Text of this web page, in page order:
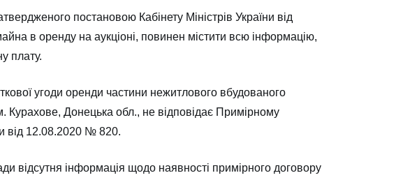
постановою Кабінету Міністрів України від
в оренду на аукціоні, повинен містити всю інформацію,
плату.
угоди оренди частини нежитлового вбудованого
Донецька обл., не відповідає Примірному
від 12.08.2020 № 820.
відсутня інформація щодо наявності примірного договору